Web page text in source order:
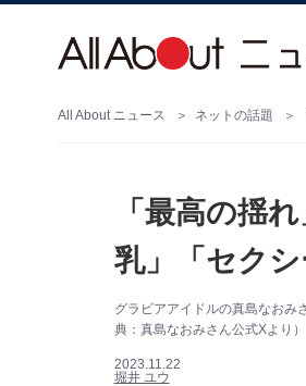
All About ニュース ネットの話題
「最高の揺
乳」「セク
グラビアアイドルの真島なおみ
典：真島なおみさん公式Xより）
2023.11.22
堀井 ユウ